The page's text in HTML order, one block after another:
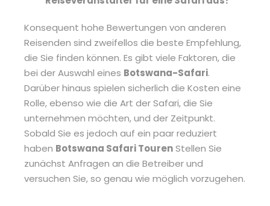
Konsequent hohe Bewertungen von anderen
Reisenden sind zweifellos die beste Empfehlung,
die Sie finden können. Es gibt viele Faktoren, die
bei der Auswahl eines Botswana-Safari.
Darüber hinaus spielen sicherlich die Kosten eine
Rolle, ebenso wie die Art der Safari, die Sie
unternehmen möchten, und der Zeitpunkt.
Sobald Sie es jedoch auf ein paar reduziert
haben Botswana Safari TourenStellen Sie
zunächst Anfragen an die Betreiber und
versuchen Sie, so genau wie möglich vorzugehen.